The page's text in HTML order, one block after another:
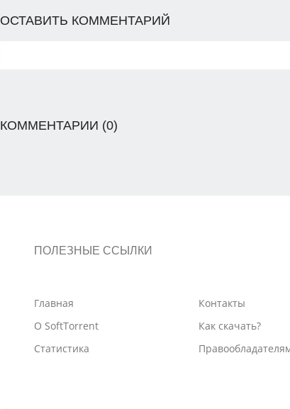
ОСТАВИТЬ КОММЕНТАРИЙ
КОММЕНТАРИИ (0)
ПОЛЕЗНЫЕ ССЫЛКИ
Главная
О SoftTorrent
Статистика
Контакты
Как скачать?